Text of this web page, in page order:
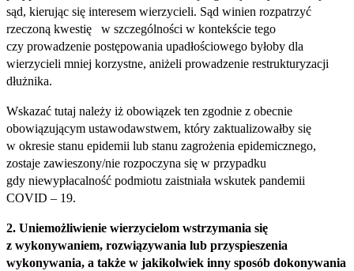
sąd, kierując się interesem wierzycieli. Sąd winien rozpatrzyć
rzeczoną kwestię w szczególności w kontekście tego
czy prowadzenie postępowania upadłościowego byłoby dla
wierzycieli mniej korzystne, aniżeli prowadzenie restrukturyzacji
dłużnika.
Wskazać tutaj należy iż obowiązek ten zgodnie z obecnie
obowiązującym ustawodawstwem, który zaktualizowałby się
w okresie stanu epidemii lub stanu zagrożenia epidemicznego,
zostaje zawieszony/nie rozpoczyna się w przypadku
gdy niewypłacalność podmiotu zaistniała wskutek pandemii
COVID – 19.
2. Uniemożliwienie wierzycielom wstrzymania się
z wykonywaniem, rozwiązywania lub przyspieszenia
wykonywania, a także w jakikolwiek inny sposób dokonywania